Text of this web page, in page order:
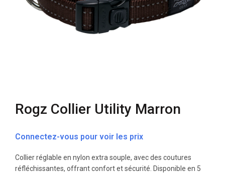
Rogz Collier Utility Marron
Connectez-vous pour voir les prix
Collier réglable en nylon extra souple, avec des coutures
réfléchissantes, offrant confort et sécurité. Disponible en 5